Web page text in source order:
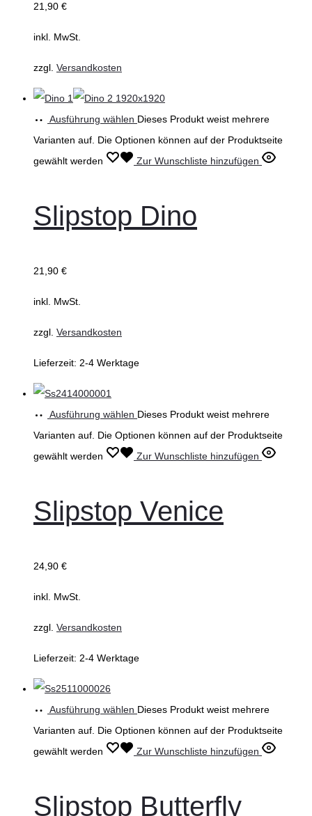
21,90 €
inkl. MwSt.
zzgl. Versandkosten
Ausführung wählen Dieses Produkt weist mehrere
Varianten auf. Die Optionen können auf der Produktseite
gewählt werden
Zur Wunschliste hinzufügen
Slipstop Dino
21,90 €
inkl. MwSt.
zzgl. Versandkosten
Lieferzeit: 2-4 Werktage
Ausführung wählen Dieses Produkt weist mehrere
Varianten auf. Die Optionen können auf der Produktseite
gewählt werden
Zur Wunschliste hinzufügen
Slipstop Venice
24,90 €
inkl. MwSt.
zzgl. Versandkosten
Lieferzeit: 2-4 Werktage
Ausführung wählen Dieses Produkt weist mehrere
Varianten auf. Die Optionen können auf der Produktseite
gewählt werden
Zur Wunschliste hinzufügen
Slipstop Butterfly